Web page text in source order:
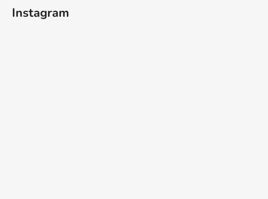
Instagram